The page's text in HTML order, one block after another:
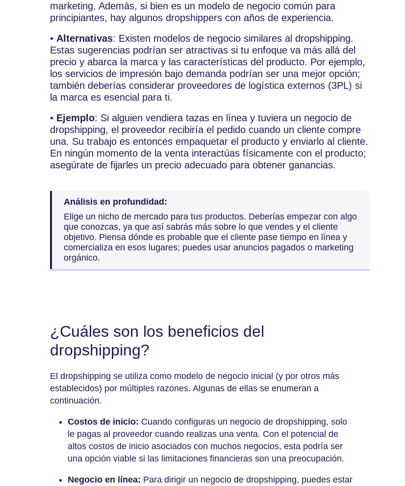
marketing. Además, si bien es un modelo de negocio común para
principiantes, hay algunos dropshippers con años de experiencia.
• Alternativas: Existen modelos de negocio similares al dropshipping.
Estas sugerencias podrían ser atractivas si tu enfoque va más allá del
precio y abarca la marca y las características del producto. Por ejemplo,
los servicios de impresión bajo demanda podrían ser una mejor opción;
también deberías considerar proveedores de logística externos (3PL) si
la marca es esencial para ti.
• Ejemplo: Si alguien vendiera tazas en línea y tuviera un negocio de
dropshipping, el proveedor recibiría el pedido cuando un cliente compre
una. Su trabajo es entonces empaquetar el producto y enviarlo al cliente.
En ningún momento de la venta interactúas físicamente con el producto;
asegúrate de fijarles un precio adecuado para obtener ganancias.
Análisis en profundidad:
Elige un nicho de mercado para tus productos. Deberías empezar con algo
que conozcas, ya que así sabrás más sobre lo que vendes y el cliente
objetivo. Piensa dónde es probable que el cliente pase tiempo en línea y
comercializa en esos lugares; puedes usar anuncios pagados o marketing
orgánico.
¿Cuáles son los beneficios del
dropshipping?
El dropshipping se utiliza como modelo de negocio inicial (y por otros más
establecidos) por múltiples razones. Algunas de ellas se enumeran a
continuación.
Costos de inicio: Cuando configuras un negocio de dropshipping, solo
le pagas al proveedor cuando realizas una venta. Con el potencial de
altos costos de inicio asociados con muchos negocios, esta podría ser
una opción viable si las limitaciones financieras son una preocupación.
Negocio en línea: Para dirigir un negocio de dropshipping, puedes estar